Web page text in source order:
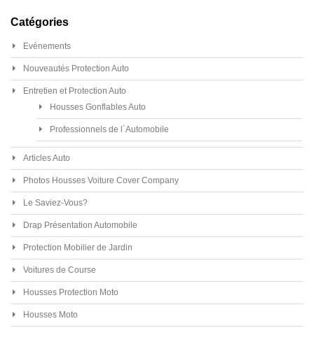
Catégories
Evénements
Nouveautés Protection Auto
Entretien et Protection Auto
Housses Gonflables Auto
Professionnels de l´Automobile
Articles Auto
Photos Housses Voiture Cover Company
Le Saviez-Vous?
Drap Présentation Automobile
Protection Mobilier de Jardin
Voitures de Course
Housses Protection Moto
Housses Moto